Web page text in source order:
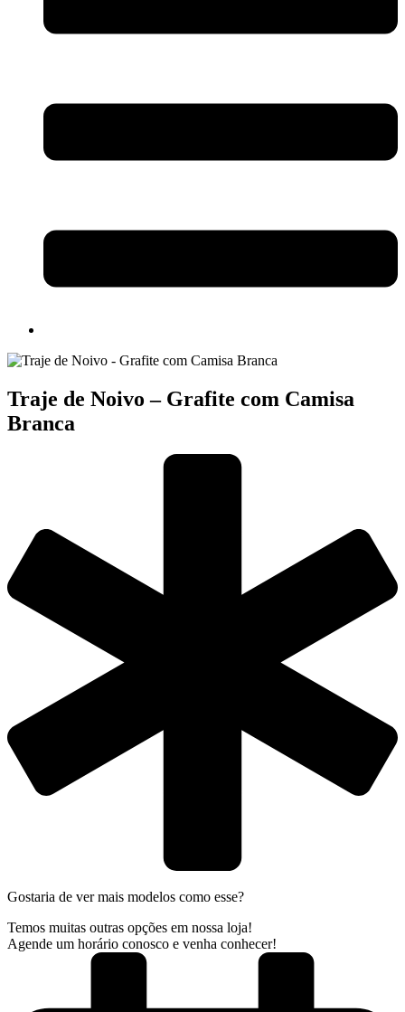
Traje de Noivo – Grafite com Camisa
Branca
Gostaria de ver mais modelos como esse?
Temos muitas outras opções em nossa loja!
Agende um horário conosco e venha conhecer!